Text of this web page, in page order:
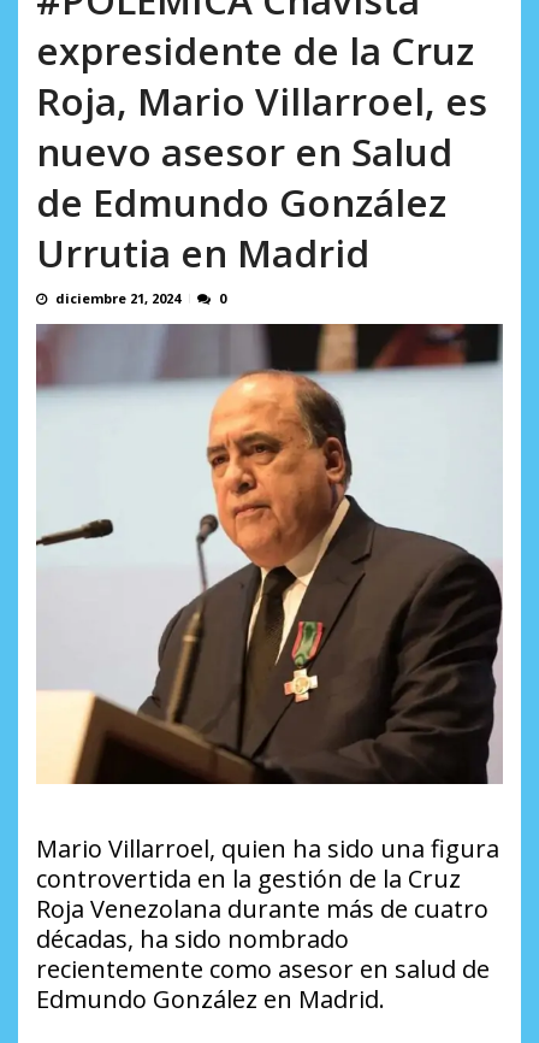
expresidente de la Cruz
Roja, Mario Villarroel, es
nuevo asesor en Salud
de Edmundo González
Urrutia en Madrid
diciembre 21, 2024 0
Mario Villarroel, quien ha sido una figura
controvertida en la gestión de la Cruz
Roja Venezolana durante más de cuatro
décadas, ha sido nombrado
recientemente como asesor en salud de
Edmundo González en Madrid.